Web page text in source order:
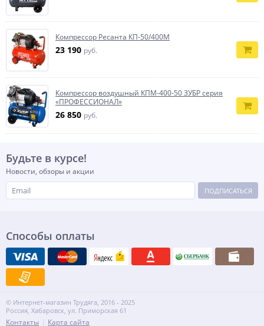
Компрессор Ресанта КП-50/400М
23 190 руб.
Компрессор воздушный КПМ-400-50 ЗУБР серия
«ПРОФЕССИОНАЛ»
26 850 руб.
Будьте в курсе!
Новости, обзоры и акции
ПОДПИСАТЬСЯ
Способы оплаты
© Интернет-магазин Трудяга, 2016 - 2025
Россия, Хабаровск, ул. Приморская 61
Контакты Карта сайта